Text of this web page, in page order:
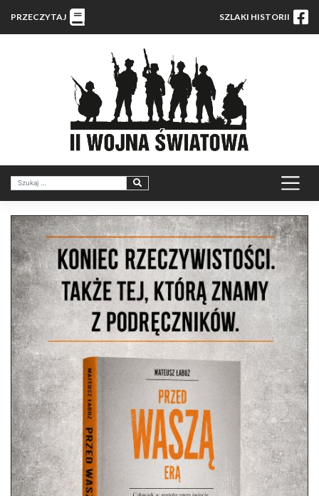
PRZECZYTAJ SZLAKI HISTORII